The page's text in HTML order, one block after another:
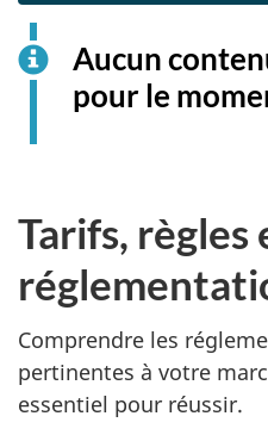
Aucun
pour le
Tarifs, règles
Comprendre les
pertinentes à votre
essentiel pour réussir.